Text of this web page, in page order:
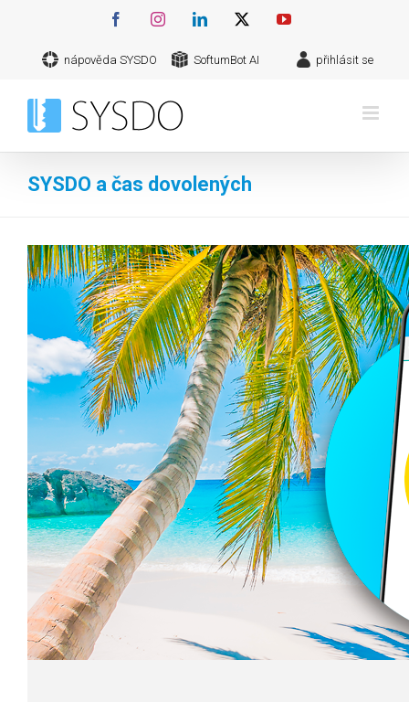
FacebookInstagramLinkedIn YouTube
nápověda SYSDO SoftumBot AI přihlásit se
SYSDO a čas dovolených